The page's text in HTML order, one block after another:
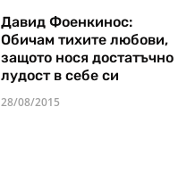
Давид Фоенкинос:
Обичам тихите любови,
защото нося достатъчно
лудост в себе си
28/08/2015